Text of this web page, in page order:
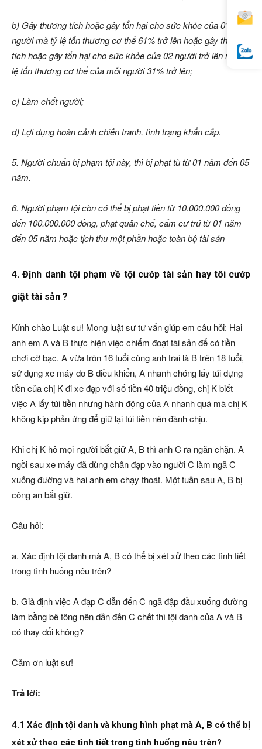
b) Gây thương tích hoặc gây tổn hại cho sức khỏe của 01
người mà tỷ lệ tổn thương cơ thể 61% trở lên hoặc gây thương
tích hoặc gây tổn hại cho sức khỏe của 02 người trở lên mà tỷ
lệ tổn thương cơ thể của mỗi người 31% trở lên;
c) Làm chết người;
d) Lợi dụng hoàn cảnh chiến tranh, tình trạng khẩn cấp.
5. Người chuẩn bị phạm tội này, thì bị phạt tù từ 01 năm đến 05
năm.
6. Người phạm tội còn có thể bị phạt tiền từ 10.000.000 đồng
đến 100.000.000 đồng, phạt quản chế, cấm cư trú từ 01 năm
đến 05 năm hoặc tịch thu một phần hoặc toàn bộ tài sản
4. Định danh tội phạm về tội cướp tài sản hay tôi cướp
giật tài sản ?
Kính chào Luật sư! Mong luật sư tư vấn giúp em câu hỏi: Hai
anh em A và B thực hiện việc chiếm đoạt tài sản để có tiền
chơi cờ bạc. A vừa tròn 16 tuổi cùng anh trai là B trên 18 tuổi,
sử dụng xe máy do B điều khiển, A nhanh chóng lấy túi đựng
tiền của chị K đi xe đạp với số tiền 40 triệu đồng, chị K biết
việc A lấy túi tiền nhưng hành động của A nhanh quá mà chị K
không kịp phản ứng để giữ lại túi tiền nên đành chịu.
Khi chị K hô mọi người bắt giữ A, B thì anh C ra ngăn chặn. A
ngồi sau xe máy đã dùng chân đạp vào người C làm ngã C
xuống đường và hai anh em chạy thoát. Một tuần sau A, B bị
công an bắt giữ.
Câu hỏi:
a. Xác định tội danh mà A, B có thể bị xét xử theo các tình tiết
trong tình huống nêu trên?
b. Giả định việc A đạp C dẫn đến C ngã đập đầu xuống đường
làm bằng bê tông nên dẫn đến C chết thì tội danh của A và B
có thay đổi không?
Cảm ơn luật sư!
Trả lời:
4.1 Xác định tội danh và khung hình phạt mà A, B có thể bị
xét xử theo các tình tiết trong tình huống nêu trên?